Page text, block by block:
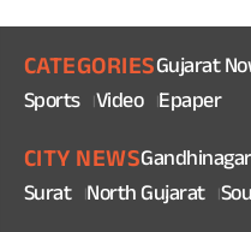
CATEGORIESGujarat
Sports Video Epaper
CITY NEWSGandhinagar
Surat North Gujarat